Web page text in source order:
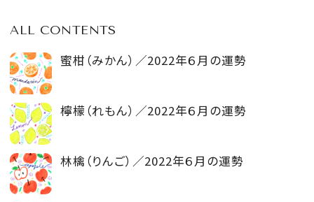
ALL CONTENTS
蜜柑（みかん）／2022年６月の運勢
檸檬（れもん）／2022年６月の運勢
林檎（りんご）／2022年６月の運勢